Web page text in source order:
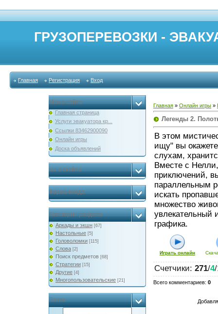
ГРУЗОПЕРЕВОЗКИ -
Главная Регистрация Вход
Меню сайта
Главная страница
Услуги эвакуатора кр...
Ссылки 83462900090
Онлайн игры
Доска объявлений
мы в скайпе
Форма входа
Категории раздела
Аркады и экшн [67]
Настольные [5]
Головоломки [115]
Слова [2]
Поиск предметов [68]
Стратегии [15]
Другие [4]
Многопользовательские [21]
Поиск
Главная » Онлайн игры »
Легенды 2.
В этом
ищу" вы
слухам,
Вместе с
приключений,
параллельным
искать
множество
увлекательный
графика.
Играть онлайн
Счетчики: 271/4/
Всего комментариев: 0